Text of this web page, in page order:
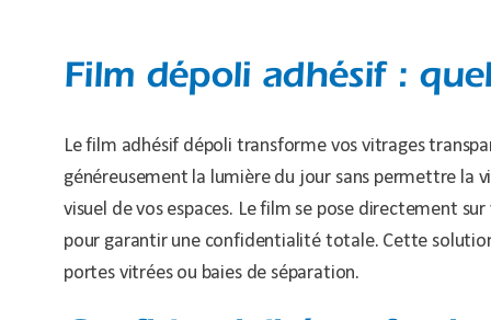
Film dépoli adhésif :
Le film adhésif dépoli transforme vos vitrages
généreusement la lumière du jour sans permettre la
visuel de vos espaces. Le film se pose directement
pour garantir une confidentialité totale. Cette
portes vitrées ou baies de séparation.